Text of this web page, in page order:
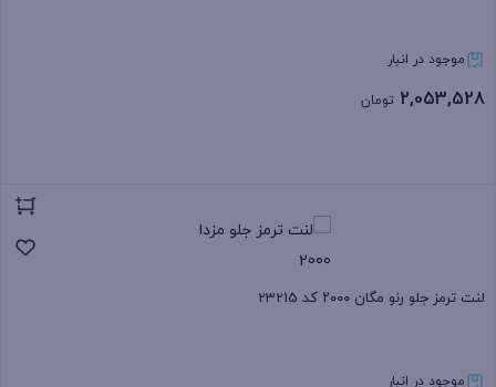
موجود در انبار
2,053,528 تومان
لنت ترمز جلو رنو مگان ۲۰۰۰ کد 23215
موجود در انبار